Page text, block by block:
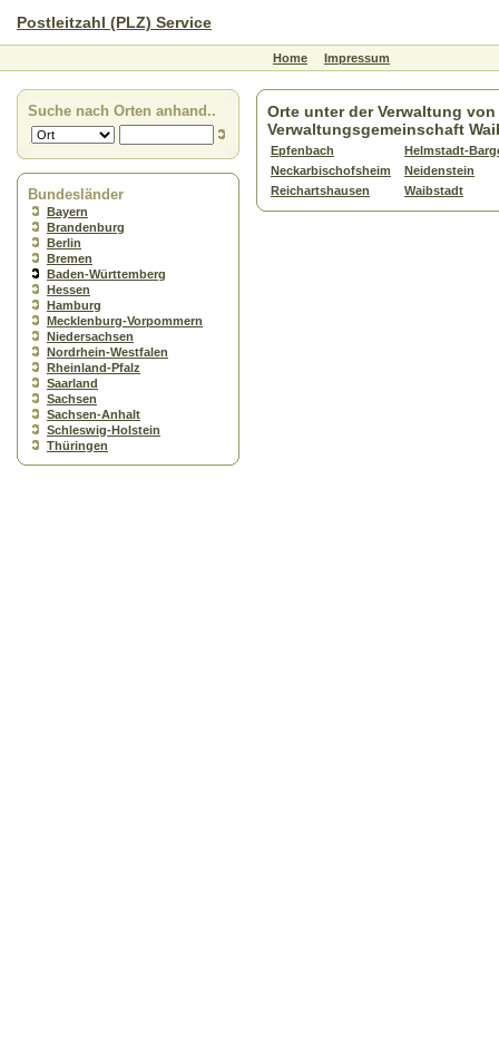
Postleitzahl (PLZ) Service
Home Impressum
Suche nach Orten anhand..
Bundesländer
Bayern
Brandenburg
Berlin
Bremen
Baden-Württemberg
Hessen
Hamburg
Mecklenburg-Vorpommern
Niedersachsen
Nordrhein-Westfalen
Rheinland-Pfalz
Saarland
Sachsen
Sachsen-Anhalt
Schleswig-Holstein
Thüringen
Orte unter der Verwaltung von
Verwaltungsgemeinschaft
Epfenbach
Helmstadt-
Neckarbischofsheim
Neidenstein
Reichartshausen
Waibstadt